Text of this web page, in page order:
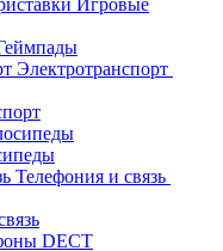
Игровые
Электротранспорт
Телефония и связь